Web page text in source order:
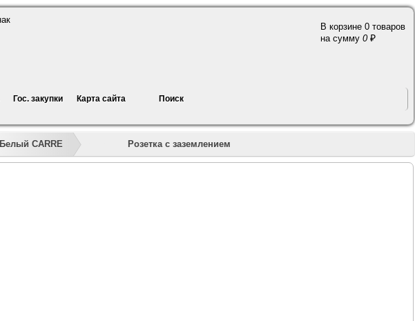
В корзине 0 товаров
на сумму 0
Гос. закупки Карта сайта Поиск
»»
Белый CARRE Розетка с заземлением